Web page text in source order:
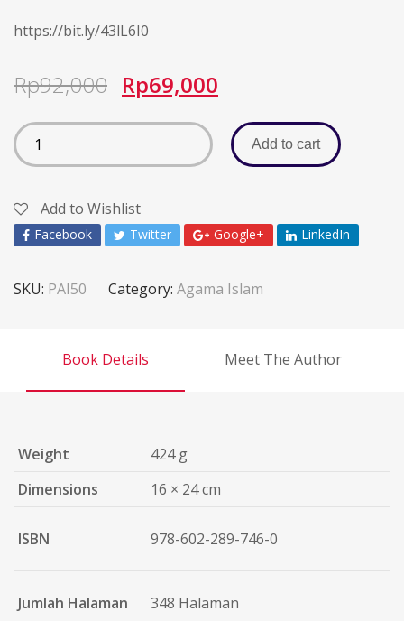
https://bit.ly/43lL6I0
Rp92,000 Rp69,000
Add to cart
Add to Wishlist
Facebook Twitter Google+ LinkedIn
SKU: PAI50 Category: Agama Islam
Book Details Meet The Author
Weight
424 g
Dimensions
16 × 24 cm
ISBN 978-602-289-746-0
Jumlah Halaman 348 Halaman